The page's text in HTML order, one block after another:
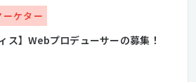
ケター
ス】Webプロデューサーの募集！